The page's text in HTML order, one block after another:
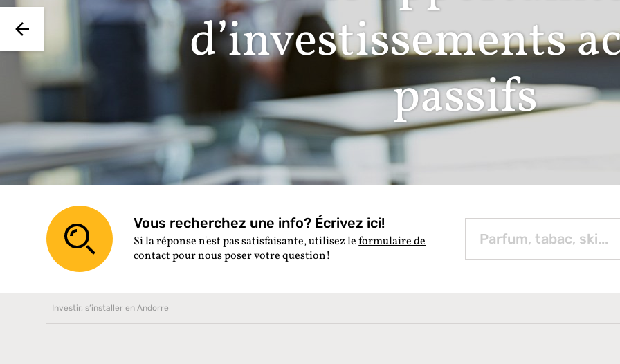
d’investissements
passifs
Vous recherchez une info? Écrivez ici!
Si la réponse n'est pas satisfaisante, utilisez leformulaire de
contactpour nous poser votre question!
Investir, s’installer en Andorre